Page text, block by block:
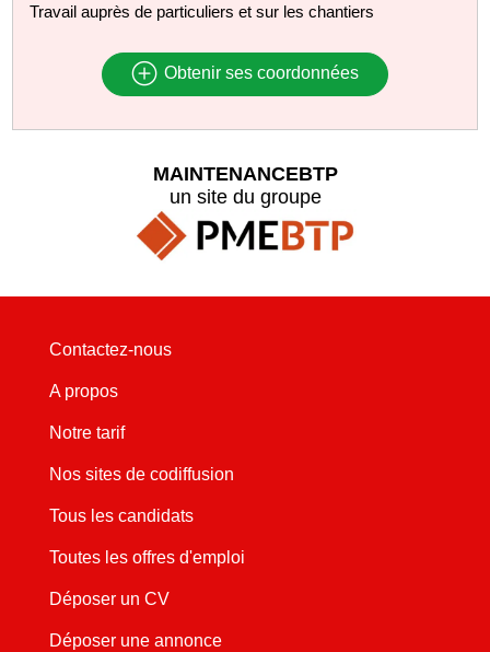
Travail auprès de particuliers et sur les chantiers
Obtenir ses coordonnées
MAINTENANCEBTP
un site du groupe
Contactez-nous
A propos
Notre tarif
Nos sites de codiffusion
Tous les candidats
Toutes les offres d'emploi
Déposer un CV
Déposer une annonce